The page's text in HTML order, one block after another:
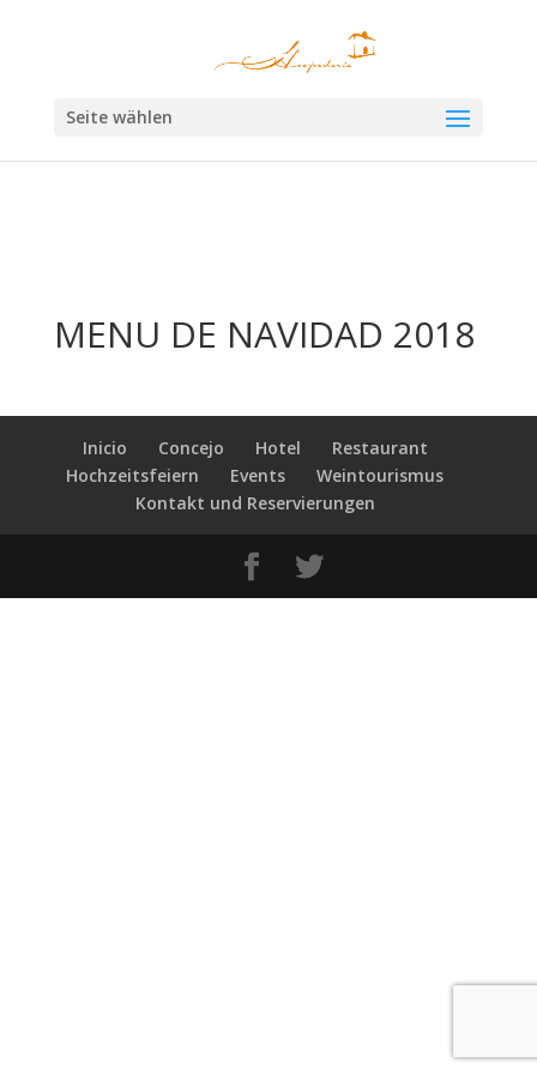
Seite wählen
MENU DE NAVIDAD 2018
Inicio Concejo Hotel
Restaurant
Hochzeitsfeiern
Events
Weintourismus
Kontakt und Reservierungen
Las cookies nos permiten ofrecer nuestros servicios. Al utilizar nuestros
servicios, aceptas el uso que hacemos de las cookies.